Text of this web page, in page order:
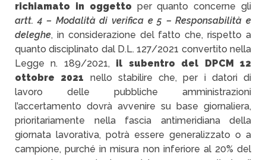
richiamato in oggetto per quanto concerne gli
artt. 4 – Modalità di verifica e 5 – Responsabilità e
deleghe, in considerazione del fatto che, rispetto a
quanto disciplinato dal D.L. 127/2021 convertito nella
Legge n. 189/2021, il subentro del DPCM 12
ottobre 2021 nello stabilire che, per i datori di
lavoro delle pubbliche amministrazioni
l’accertamento dovrà avvenire su base giornaliera,
prioritariamente nella fascia antimeridiana della
giornata lavorativa, potrà essere generalizzato o a
campione, purché in misura non inferiore al 20% del